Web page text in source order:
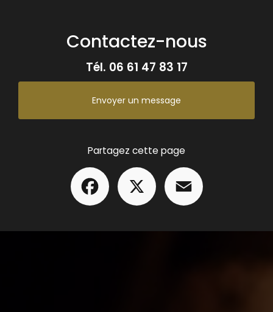
Contactez-nous
Tél. 06 61 47 83 17
Envoyer un message
Partagez cette page
Facebook